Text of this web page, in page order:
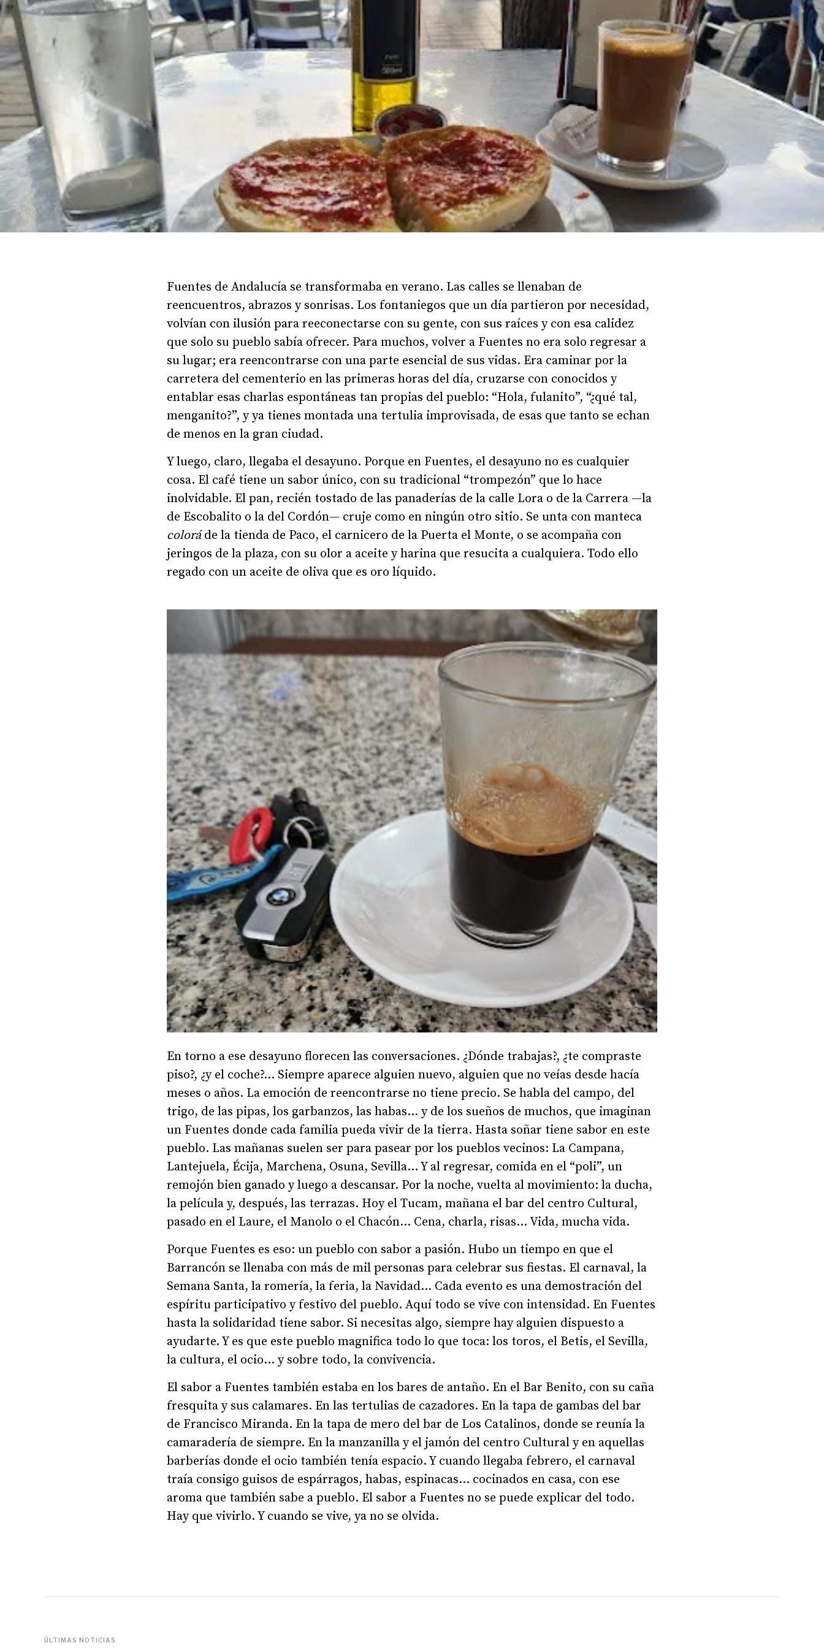
Fuentes de Andalucía se transformaba en verano. Las calles se llenaban de
reencuentros, abrazos y sonrisas. Los fontaniegos que un día partieron por necesidad,
volvían con ilusión para reeconectarse con su gente, con sus raíces y con esa calidez
que solo su pueblo sabía ofrecer. Para muchos, volver a Fuentes no era solo regresar a
su lugar; era reencontrarse con una parte esencial de sus vidas. Era caminar por la
carretera del cementerio en las primeras horas del día, cruzarse con conocidos y
entablar esas charlas espontáneas tan propias del pueblo: “Hola, fulanito”, “¿qué tal,
menganito?”, y ya tienes montada una tertulia improvisada, de esas que tanto se echan
de menos en la gran ciudad.
Y luego, claro, llegaba el desayuno. Porque en Fuentes, el desayuno no es cualquier
cosa. El café tiene un sabor único, con su tradicional “trompezón” que lo hace
inolvidable. El pan, recién tostado de las panaderías de la calle Lora o de la Carrera —la
de Escobalito o la del Cordón— cruje como en ningún otro sitio. Se unta con manteca
coloráde la tienda de Paco, el carnicero de la Puerta el Monte, o se acompaña con
jeringos de la plaza, con su olor a aceite y harina que resucita a cualquiera. Todo ello
regado con un aceite de oliva que es oro líquido.
En torno a ese desayuno florecen las conversaciones. ¿Dónde trabajas?, ¿te compraste
piso?, ¿y el coche?… Siempre aparece alguien nuevo, alguien que no veías desde hacía
meses o años. La emoción de reencontrarse no tiene precio. Se habla del campo, del
trigo, de las pipas, los garbanzos, las habas… y de los sueños de muchos, que imaginan
un Fuentes donde cada familia pueda vivir de la tierra. Hasta soñar tiene sabor en este
pueblo. Las mañanas suelen ser para pasear por los pueblos vecinos: La Campana,
Lantejuela, Écija, Marchena, Osuna, Sevilla... Y al regresar, comida en el “poli”, un
remojón bien ganado y luego a descansar. Por la noche, vuelta al movimiento: la ducha,
la película y, después, las terrazas. Hoy el Tucam, mañana el bar del centro Cultural,
pasado en el Laure, el Manolo o el Chacón… Cena, charla, risas... Vida, mucha vida.
Porque Fuentes es eso: un pueblo con sabor a pasión. Hubo un tiempo en que el
Barrancón se llenaba con más de mil personas para celebrar sus fiestas. El carnaval, la
Semana Santa, la romería, la feria, la Navidad… Cada evento es una demostración del
espíritu participativo y festivo del pueblo. Aquí todo se vive con intensidad. En Fuentes
hasta la solidaridad tiene sabor. Si necesitas algo, siempre hay alguien dispuesto a
ayudarte. Y es que este pueblo magnifica todo lo que toca: los toros, el Betis, el Sevilla,
la cultura, el ocio... y sobre todo, la convivencia.
El sabor a Fuentes también estaba en los bares de antaño. En el Bar Benito, con su caña
fresquita y sus calamares. En las tertulias de cazadores. En la tapa de gambas del bar
de Francisco Miranda. En la tapa de mero del bar de Los Catalinos, donde se reunía la
camaradería de siempre. En la manzanilla y el jamón del centro Cultural y en aquellas
barberías donde el ocio también tenía espacio. Y cuando llegaba febrero, el carnaval
traía consigo guisos de espárragos, habas, espinacas… cocinados en casa, con ese
aroma que también sabe a pueblo. El sabor a Fuentes no se puede explicar del todo.
Hay que vivirlo. Y cuando se vive, ya no se olvida.
ÚLTIMAS NOTICIAS